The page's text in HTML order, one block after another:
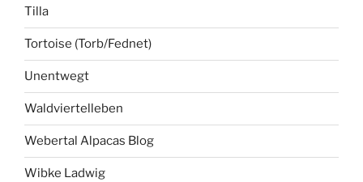
Tilla
Tortoise (Torb/Fednet)
Unentwegt
Waldviertelleben
Webertal Alpacas Blog
Wibke Ladwig